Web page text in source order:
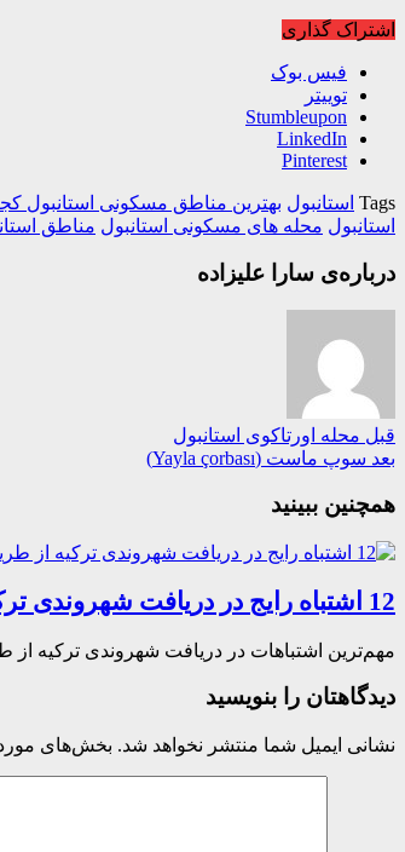
اشتراک گذاری
فیس بوک
توییتر
Stumbleupon
LinkedIn
Pinterest
Tags استانبول بهترین مناطق مسکونی استانبول
استانبول محله های مسکونی استانبول مناطق
درباره‌ی سارا علیزاده
قبل محله اورتاکوی استانبول
بعد سوپ ماست (Yayla çorbası)
همچنین ببینید
12 اشتباه رایج در دریافت شهروندی ترکیه از طریق خرید ملک
مهم‌ترین اشتباهات در دریافت شهروندی ترکیه
دیدگاهتان را بنویسید
نشانی ایمیل شما منتشر نخواهد شد. بخش‌های